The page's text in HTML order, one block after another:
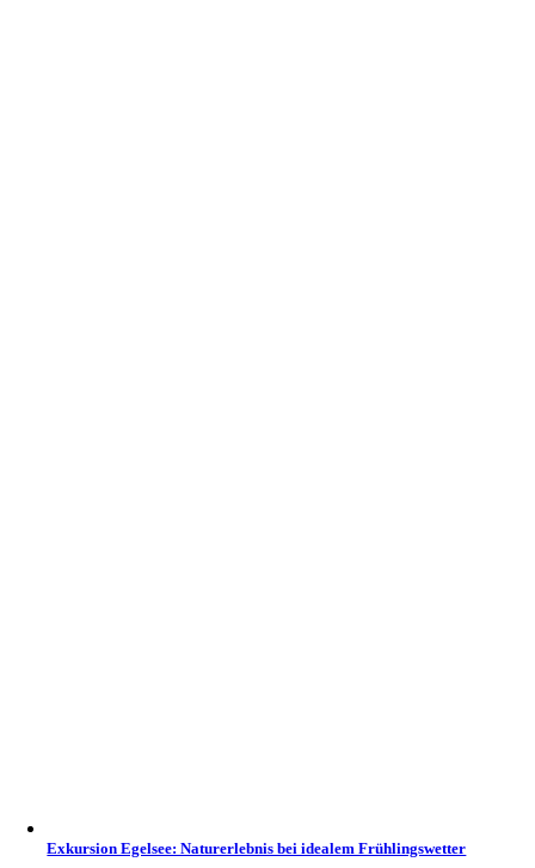
Exkursion Egelsee: Naturerlebnis bei idealem Frühlingswetter